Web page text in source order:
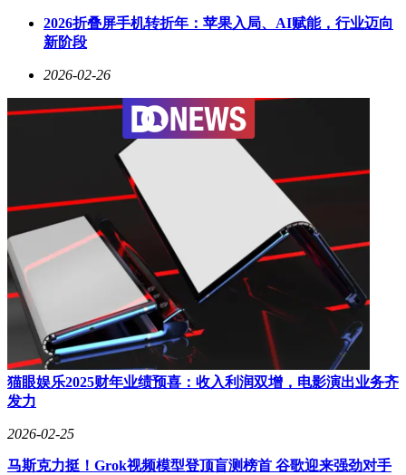
2026折叠屏手机转折年：苹果入局、AI赋能，行业迈向
新阶段
2026-02-26
猫眼娱乐2025财年业绩预喜：收入利润双增，电影演出业务齐
发力
2026-02-25
马斯克力挺！Grok视频模型登顶盲测榜首 谷歌迎来强劲对手